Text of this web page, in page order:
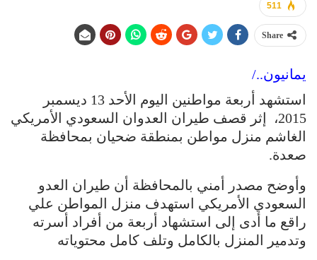
511
Share
يمانيون../
استشهد أربعة مواطنين اليوم الأحد 13 ديسمبر
2015، إثر قصف طيران العدوان السعودي الأمريكي
الغاشم منزل مواطن بمنطقة ضحيان بمحافظة
صعدة.
وأوضح مصدر أمني بالمحافظة أن طيران العدو
السعودي الأمريكي استهدف منزل المواطن علي
راقع ما أدى إلى استشهاد أربعة من أفراد أسرته
وتدمير المنزل بالكامل وتلف كامل محتوياته